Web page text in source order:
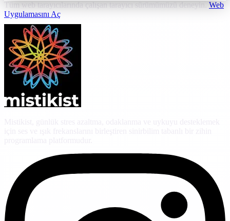
Tüm web tarayıcılarında çalışan tarayıcı sürümümüzü deneyin. Web
Uygulamasını Aç